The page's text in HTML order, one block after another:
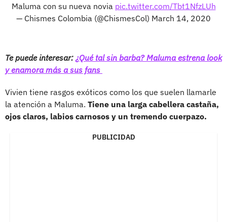
Maluma con su nueva novia pic.twitter.com/Tbt1NfzLUh
— Chismes Colombia (@ChismesCol) March 14, 2020
Te puede interesar: ¿Qué tal sin barba? Maluma estrena look
y enamora más a sus fans
Vivien tiene rasgos exóticos como los que suelen llamarle
la atención a Maluma. Tiene una larga cabellera castaña,
ojos claros, labios carnosos y un tremendo cuerpazo.
PUBLICIDAD